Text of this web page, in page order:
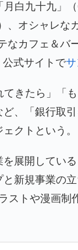
月白九十九」
、オシャレな
カフェ＆バ
式サイトで
きたら」「
、「銀行取
クトという。
展開してい
新規事業の
ストや漫画制